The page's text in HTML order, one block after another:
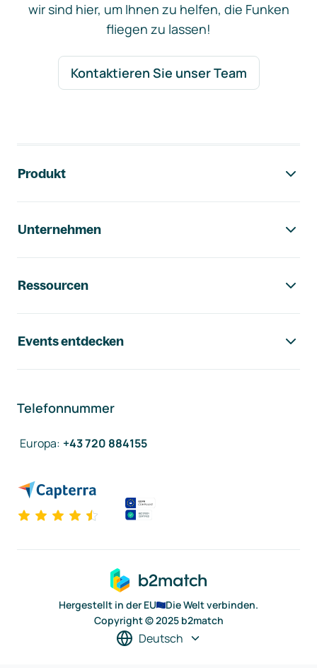
wir sind hier, um Ihnen zu helfen, die Funken
fliegen zu lassen!
Kontaktieren Sie unser Team
Produkt
Unternehmen
Ressourcen
Events entdecken
Telefonnummer
Europa: +43 720 884155
Hergestellt in der EU
Die Welt verbinden.
Copyright © 2025 b2match
Deutsch